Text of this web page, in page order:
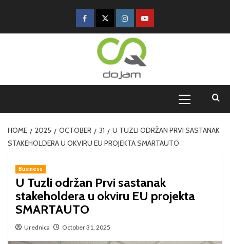
HOME 2025 OCTOBER 31
U TUZLI ODRŽAN PRVI SASTANAK
STAKEHOLDERA U OKVIRU EU PROJEKTA SMARTAUTO
Business
U Tuzli održan Prvi sastanak
stakeholdera u okviru EU projekta
SMARTAUTO
Urednica October 31, 2025